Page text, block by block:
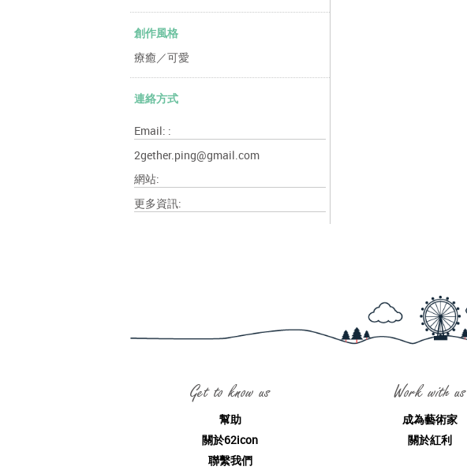
創作風格
療癒／可愛
連絡方式
Email: :
2gether.ping@gmail.com
網站:
更多資訊:
Get to know us
幫助
關於62icon
聯繫我們
Work with us
成為藝術家
關於紅利